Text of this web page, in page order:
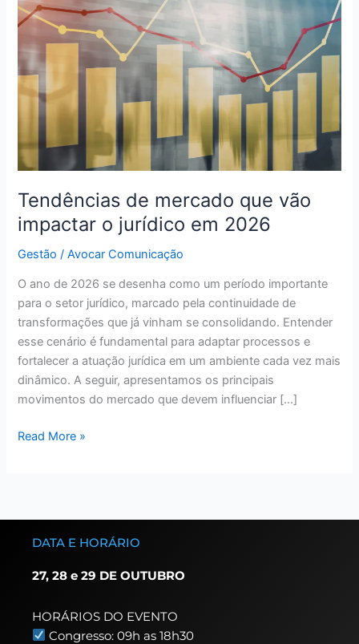
Tendências de mercado que vão
impactar o jurídico em 2026
Gestão /Avocar Comunicação
O ano de 2026 se desenha como um período importante
para o setor jurídico, marcado pela continuidade de
transformações que já vinham se consolidando. Entender
esse cenário é fundamental para adaptar processos e
fortalecer a atuação jurídica em um ambiente cada vez mais
dinâmico. A seguir, apresentamos os principais
movimentos do mercado que devem influenciar […]
que
vão
impactar
o
jurídico
Read More »
DATA E HORÁRIO
27, 28 e 29 DE OUTUBRO
HORÁRIOS DO EVENTO
Congresso: 09h as 18h30